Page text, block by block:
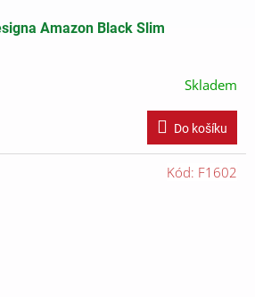
Amazon Black Slim
Skladem
Do košíku
Kód: F1602